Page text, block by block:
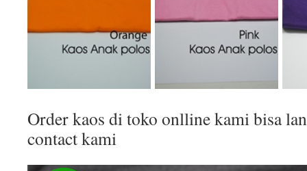
Order kaos di toko onlline kami bisa
contact kami